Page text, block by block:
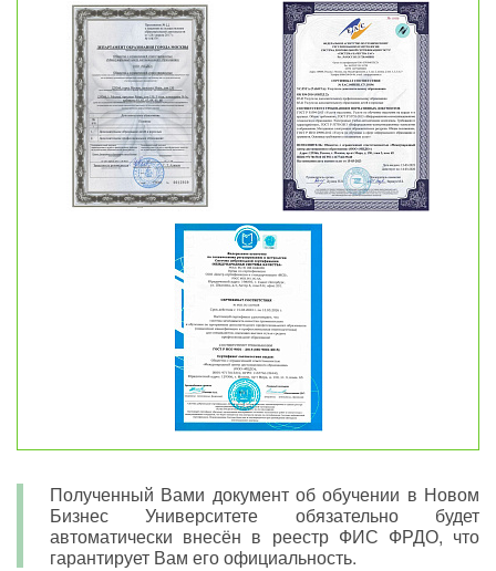
Полученный Вами документ об обучении в Новом
Бизнес Университете обязательно будет
автоматически внесён в реестр ФИС ФРДО, что
гарантирует Вам его официальность.